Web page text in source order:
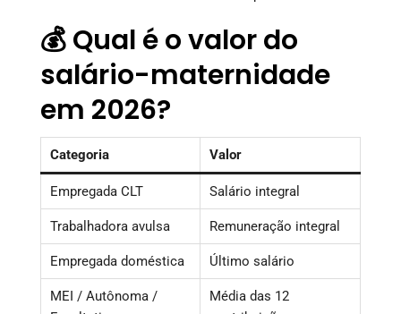
💰 Qual é o valor do
salário-maternidade
em 2026?
Categoria Valor
Empregada CLT Salário integral
Trabalhadora avulsa Remuneração integral
Empregada doméstica Último salário
MEI / Autônoma /
Média das 12